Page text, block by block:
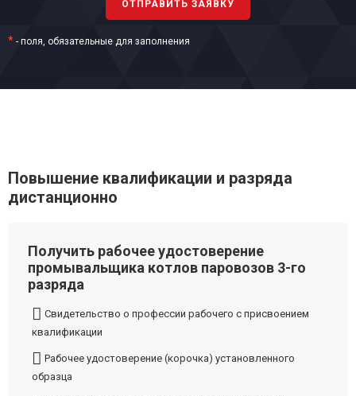
* - поля, обязательные для заполнения
Повышение квалификации и разряда
дистанционно
Получить рабочее удостоверение
промывальщика котлов паровозов 3-го
разряда
Свидетельство о профессии рабочего с присвоением
квалификации
Рабочее удостоверение (корочка) установленного
образца